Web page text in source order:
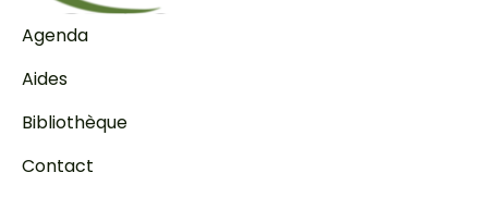
Pied de page
Agenda
Aides
Bibliothèque
Contact